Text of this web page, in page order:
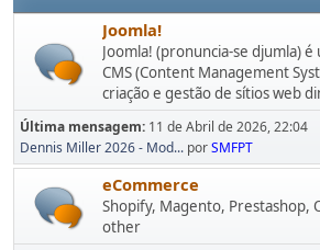
Joomla!
Joomla! (pronuncia-se djumla)
CMS (Content Management
criação e gestão de sítios web
Última mensagem: 11 de Abril de 2026, 22:04
Dennis Miller 2026 - Mod... porSMFPT
eCommerce
Shopify, Magento, Prestashop,
other